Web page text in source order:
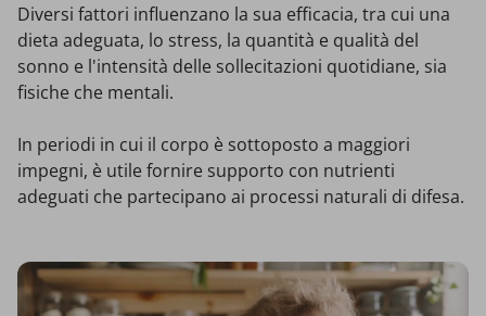
Diversi fattori influenzano la sua efficacia, tra cui una
dieta adeguata, lo stress, la quantità e qualità del
sonno e l'intensità delle sollecitazioni quotidiane, sia
fisiche che mentali.
In periodi in cui il corpo è sottoposto a maggiori
impegni, è utile fornire supporto con nutrienti
adeguati che partecipano ai processi naturali di difesa.